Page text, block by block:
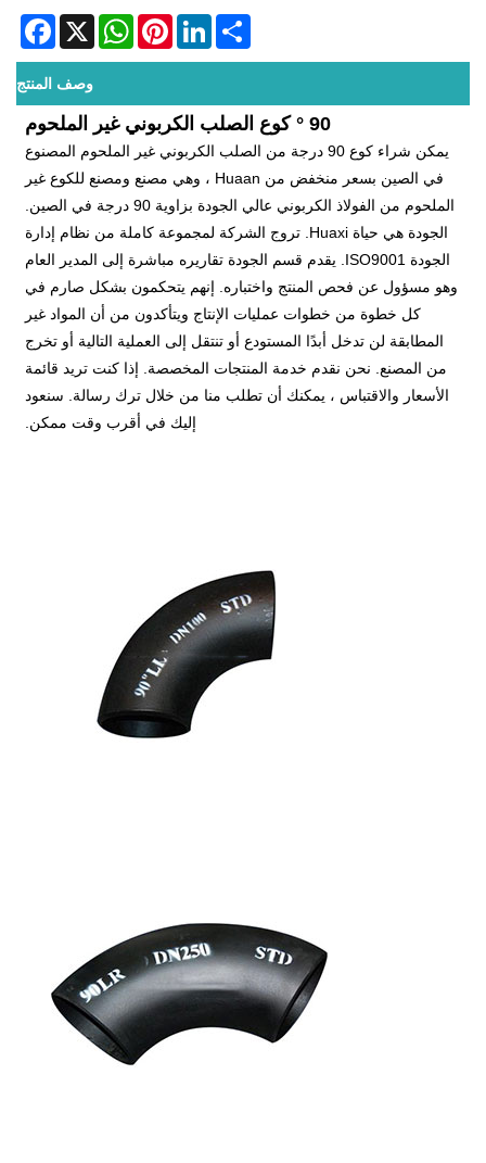
X
WhatsAppPinterestLinkedInShare
وصف المنتج
90 ° كوع الصلب الكربوني غير الملحوم
يمكن شراء كوع 90 درجة من الصلب الكربوني غير الملحوم المصنوع
في الصين بسعر منخفض من Huaan ، وهي مصنع ومصنع للكوع غير
الملحوم من الفولاذ الكربوني عالي الجودة بزاوية 90 درجة في الصين.
الجودة هي حياة Huaxi. تروج الشركة لمجموعة كاملة من نظام إدارة
الجودة ISO9001. يقدم قسم الجودة تقاريره مباشرة إلى المدير العام
وهو مسؤول عن فحص المنتج واختباره. إنهم يتحكمون بشكل صارم في
كل خطوة من خطوات عمليات الإنتاج ويتأكدون من أن المواد غير
المطابقة لن تدخل أبدًا المستودع أو تنتقل إلى العملية التالية أو تخرج
من المصنع. نحن نقدم خدمة المنتجات المخصصة. إذا كنت تريد قائمة
الأسعار والاقتباس ، يمكنك أن تطلب منا من خلال ترك رسالة. سنعود
إليك في أقرب وقت ممكن.